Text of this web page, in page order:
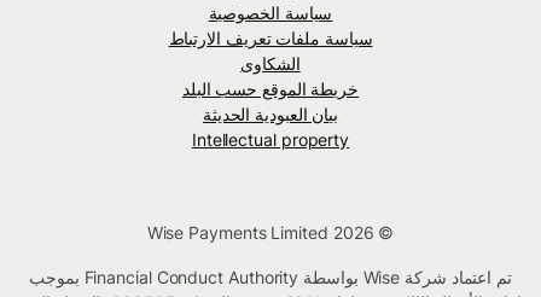
سياسة الخصوصية
سياسة ملفات تعريف الارتباط
الشكاوى
خريطة الموقع حسب البلد
بيان العبودية الحديثة
Intellectual property
© Wise Payments Limited 2026
تم اعتماد شركة Wise بواسطة Financial Conduct Authority بموجب